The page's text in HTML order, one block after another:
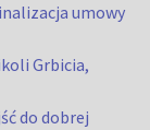
umowy
Grbicia,
do dobrej